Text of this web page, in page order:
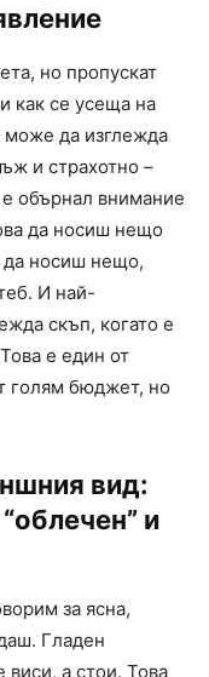
но пропускат
как се усеща на
да изглежда
и страхотно –
обърнал внимание
да носиш нещо
да носиш нещо,
И най-
скъп, когато е
е един от
голям бюджет, но
вид:
и
за ясна,
Гладен
виси, а стои. Това